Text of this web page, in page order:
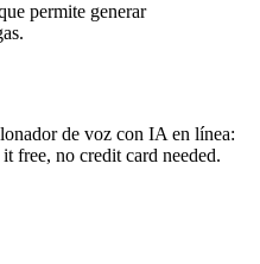
permite generar
de voz con IA en línea:
free, no credit card needed.